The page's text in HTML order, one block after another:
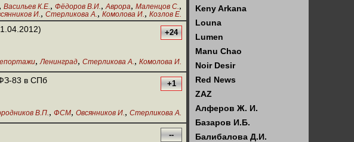
, Васильев К.Е., Фёдоров В.И., Аврора, Маленцов С.,
И., Стерликова А.,Комолова И., Козлов Е.
+24
, Ленинград, Стерликова А., Комолова И.
83 в СПб +1
В.П., ФСМ, Овсянников И., Стерликова А.
--
Keny Arkana
Louna
Lumen
Manu Chao
Noir Desir
Red News
ZAZ
Алферов Ж. И.
Базаров И.Б.
Балибалова Д.И.